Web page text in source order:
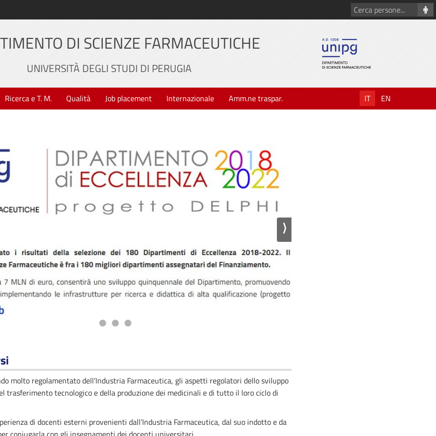
Cerca
persone
DI SCIENZE FARMACEUTICHE
UNIVERSITÀ DEGLI STUDI DI PERUGIA
Ricerca e T. M. Qualità Job placement Internazionale Amm.ne traspar. IT EN
⟩
molto regolamentato dell’Industria Farmaceutica, gli aspetti regolatori dello sviluppo
trasferimento tecnologico e della produzione dei medicinali e di tutto il loro ciclo di
di docenti esterni provenienti dall’Industria Farmaceutica, dal suo indotto e da